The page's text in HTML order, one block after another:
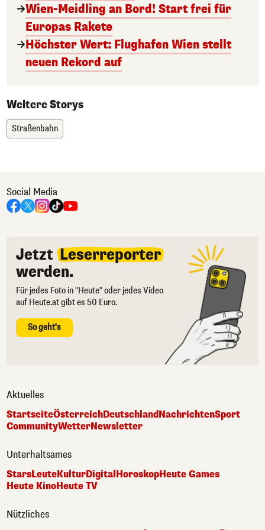
Wien-Meidling an Bord! Start frei für
Europas Rakete
Höchster Wert: Flughafen Wien stellt
neuen Rekord auf
Weitere Storys
Straßenbahn
Social Media
Jetzt Leserreporter
werden.
Für jedes Foto in "Heute" oder jedes Video
auf Heute.at gibt es 50 Euro.
So geht's
Aktuelles
StartseiteÖsterreichDeutschlandNachrichtenSport
CommunityWetterNewsletter
Unterhaltsames
StarsLeuteKulturDigitalHoroskopHeute Games
Heute KinoHeute TV
Nützliches